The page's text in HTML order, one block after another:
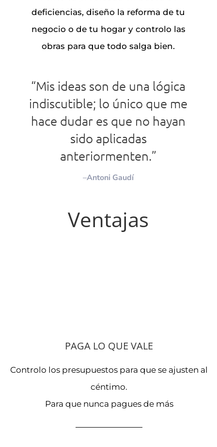
deficiencias, diseño la reforma de tu
negocio o de tu hogar y controlo las
obras para que todo salga bien.
“Mis ideas son de una lógica
indiscutible; lo único que me
hace dudar es que no hayan
sido aplicadas
anteriormenten.”
–Antoni Gaudí
Ventajas
PAGA LO QUE VALE
Controlo los presupuestos para que se ajusten al
céntimo.
Para que nunca pagues de más